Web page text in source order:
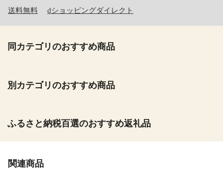
送料無料 dショッピングダイレクト
同カテゴリのおすすめ商品
別カテゴリのおすすめ商品
ふるさと納税百選のおすすめ返礼品
関連商品